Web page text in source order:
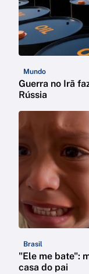
Mundo
Guerra no Irã
Rússia
Brasil
"Ele me bate":
casa do pai